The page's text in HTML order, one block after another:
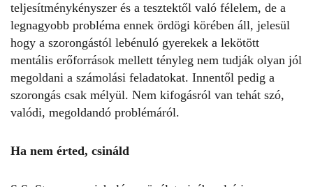
teljesítménykényszer és a tesztektől való félelem, de a
legnagyobb probléma ennek ördögi körében áll, jelesül
hogy a szorongástól lebénuló gyerekek a lekötött
mentális erőforrások mellett tényleg nem tudják olyan jól
megoldani a számolási feladatokat. Innentől pedig a
szorongás csak mélyül. Nem kifogásról van tehát szó,
valódi, megoldandó problémáról.
Ha nem érted, csináld